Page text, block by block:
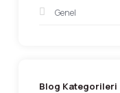
Genel
Blog Kategorileri